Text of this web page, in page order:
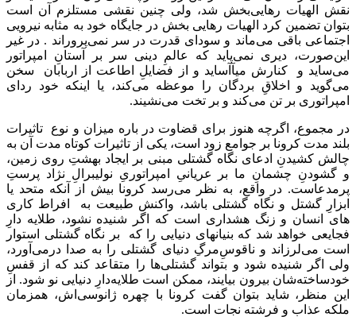
نقش الهیات رهایی‌بخش شد، ولی چنین نقشی مستلزم آن است
بتوان تضمین کرد الهیات رهایی بخش در جایگاه خود به مثابه نیرویی
اجتماعی باقی می‌ماند و سودای قدرت در سر نمی‌پروراند . در غیر
این‌صورت، دیری نمی‌پاید که عالمِ دینی سر بر آستانِ امپراتور
می‌ساید و کنارش میآ‌آساید و از فضایلِ اطاعت از اربابان سخن
می‌گوید و اخلاقِ بردگان را موعظه می‌کند، یا اینکه خود ردای
امپراتوری بر تن می‌کند و بر تخت می‌نشیند.
در مجموع، اگرچه هنوز برای قضاوت در باره میزان و نوع تاثیرات
بلند مدت کرونا بر جوامع زود است، یکی از تاثیرات کوتاه مدت آن به
چالش کشیدنِ ادعای نگاه گشتلی مبنی بر ایجاد بهشتِ روی زمین،
و گشودنِ چشمانِ ما بر عریانیِ امپراتوریِ نولیبرالِ نژاد پرستِ
پرمدعاست. در واقع، به نظر می‌رسد کرونا بیش از آنکه متحد یا
ابزارِ گشتل و نگاه گشتلی باشد،‌ واکنش طبیعت به افراط کاری
های انسان و زنگ هشداری است که اگر شنیده نشود، طلایه دارِ
فجایعی خواهد شد که بنیانهای دنیایی را که بر نگاه گشتلی استوار
است می‌لرزاند و ناقوسِ‌مرگِ دنیای گشتلی را به صدا درمی‌آورد،
ولی اگر شنیده شود و بتواند گشتلی‌ها را متقاعد کند که از قفسِ
خودساخته‌شان بیرون بیایند، ممکن است طلایه‌دارِ دنیایی نو شود. از
این منظر، شاید بتوان گفت کرونا با چهره ژانوسی‌اش، همزمان
ملکه عذاب و فرشته نجات است.